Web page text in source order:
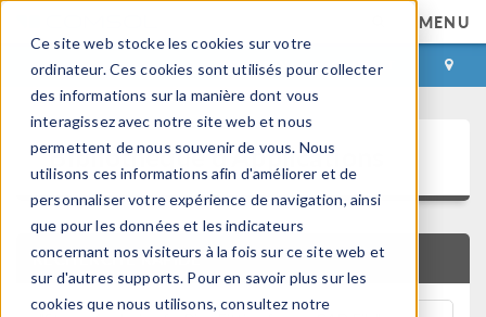
Ce site web stocke les cookies sur votre
ordinateur. Ces cookies sont utilisés pour collecter
des informations sur la manière dont vous
interagissez avec notre site web et nous
permettent de nous souvenir de vous. Nous
utilisons ces informations afin d'améliorer et de
personnaliser votre expérience de navigation, ainsi
que pour les données et les indicateurs
concernant nos visiteurs à la fois sur ce site web et
sur d'autres supports. Pour en savoir plus sur les
cookies que nous utilisons, consultez notre
MENU
CONNEXION CONTACT
Bibliothèque d'Applications
RECHERCHE RAPIDE